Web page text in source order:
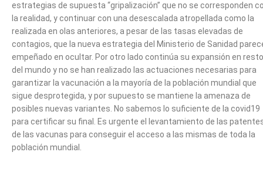
estrategias de supuesta “gripalización” que no se corresponden
la realidad, y continuar con una desescalada atropellada como la
realizada en olas anteriores, a pesar de las tasas elevadas de
contagios, que la nueva estrategia del Ministerio de Sanidad
empeñado en ocultar. Por otro lado continúa su expansión en resto
del mundo y no se han realizado las actuaciones necesarias para
garantizar la vacunación a la mayoría de la población mundial que
sigue desprotegida, y por supuesto se mantiene la amenaza de
posibles nuevas variantes. No sabemos lo suficiente de la covid19
para certificar su final. Es urgente el levantamiento de las
de las vacunas para conseguir el acceso a las mismas de toda la
población mundial.